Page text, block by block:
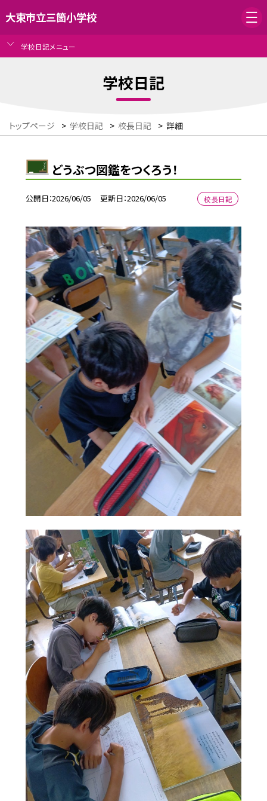
大東市立三箇小学校
学校日記メニュー
学校日記
トップページ > 学校日記 > 校長日記 > 詳細
どうぶつ図鑑をつくろう！
公開日 2026/06/05 更新日 2026/06/05 校長日記